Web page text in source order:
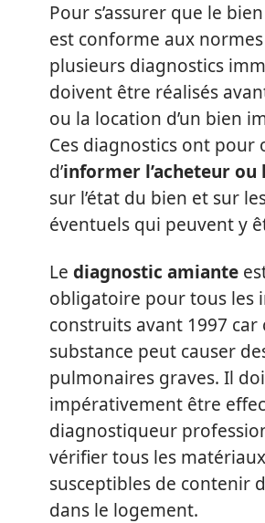
Pour s’assurer que le
est conforme aux
plusieurs diagnostics
doivent être réalisés
ou la location d’un bien
Ces diagnostics ont pour
d’informer l’acheteur
sur l’état du bien et sur
éventuels qui peuvent y
Le diagnostic amiante
obligatoire pour tous les
construits avant 1997 car
substance peut causer
pulmonaires graves. Il
impérativement être
diagnostiqueur
vérifier tous les matériaux
susceptibles de contenir
dans le logement.